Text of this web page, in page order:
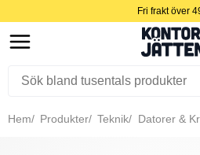
Fri frakt över
Hem Produkter Teknik Datorer &